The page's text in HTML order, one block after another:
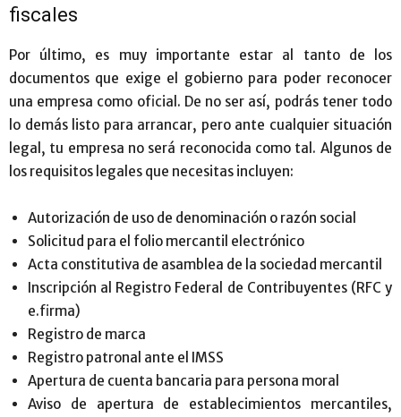
fiscales
Por último, es muy importante estar al tanto de los
documentos que exige el gobierno para poder reconocer
una empresa como oficial. De no ser así, podrás tener todo
lo demás listo para arrancar, pero ante cualquier situación
legal, tu empresa no será reconocida como tal. Algunos de
los requisitos legales que necesitas incluyen:
Autorización de uso de denominación o razón social
Solicitud para el folio mercantil electrónico
Acta constitutiva de asamblea de la sociedad mercantil
Inscripción al Registro Federal de Contribuyentes (RFC y
e.firma)
Registro de marca
Registro patronal ante el IMSS
Apertura de cuenta bancaria para persona moral
Aviso de apertura de establecimientos mercantiles,